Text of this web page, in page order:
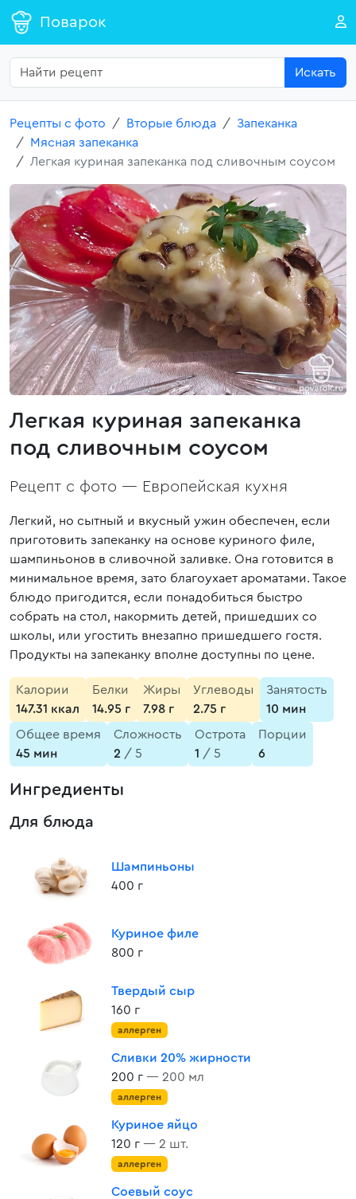
Поварок
Искать
Рецепты с фото Вторые блюда
Запеканка
Мясная запеканка
Легкая куриная запеканка под сливочным соусом
Легкая куриная запеканка
под сливочным соусом
Рецепт с фото — Европейская кухня
Легкий, но сытный и вкусный ужин обеспечен, если
приготовить запеканку на основе куриного филе,
шампиньонов в сливочной заливке. Она готовится в
минимальное время, зато благоухает ароматами. Такое
блюдо пригодится, если понадобиться быстро
собрать на стол, накормить детей, пришедших со
школы, или угостить внезапно пришедшего гостя.
Продукты на запеканку вполне доступны по цене.
Калории
147.31 ккал
Белки
14.95 г
Жиры
7.98 г
Углеводы
2.75 г
Занятость
10 мин
Общее время
45 мин
Сложность
2 / 5
Острота
1 / 5
Порции
6
Ингредиенты
Для блюда
Шампиньоны
400 г
Куриное филе
800 г
Твердый сыр
160 г
аллерген
Сливки 20% жирности
200 г — 200 мл
аллерген
Куриное яйцо
120 г — 2 шт.
аллерген
Соевый соус